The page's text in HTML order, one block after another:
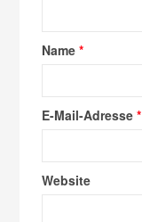
Name*
E-Mail-Adresse*
Website